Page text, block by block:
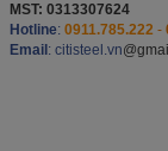
MST: 0313307624
Hotline: 0911.785.222 -
Email : citisteel.vn